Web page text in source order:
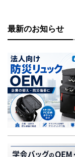
最新のお知らせ